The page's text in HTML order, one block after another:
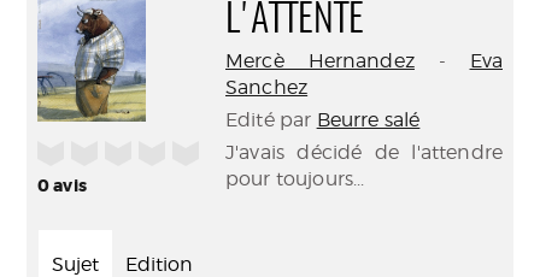
0avis
L'ATTENTE
Mercè Hernandez- Eva
Sanchez
Edité par Beurre salé
J'avais décidé de l'attendre
pour toujours...
Sujet Edition